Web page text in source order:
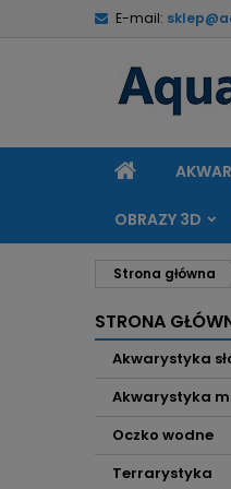
E-mail:
STRONA
OBRAZY 3D
Strona główna
STRONA
Akwarystyka
Akwarystyka
Oczko wodne
Terrarystyka